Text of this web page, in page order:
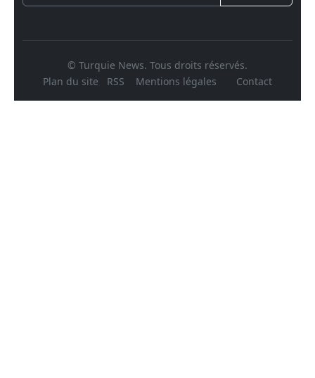
© Turquie News. Tous droits réservés.
Plan du site
RSS Mentions légales Contact